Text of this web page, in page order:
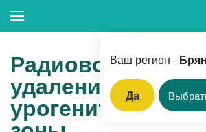
Ваш регион -
Да
Популярные запросы
Радиоволновое
удаление
урогенитальной